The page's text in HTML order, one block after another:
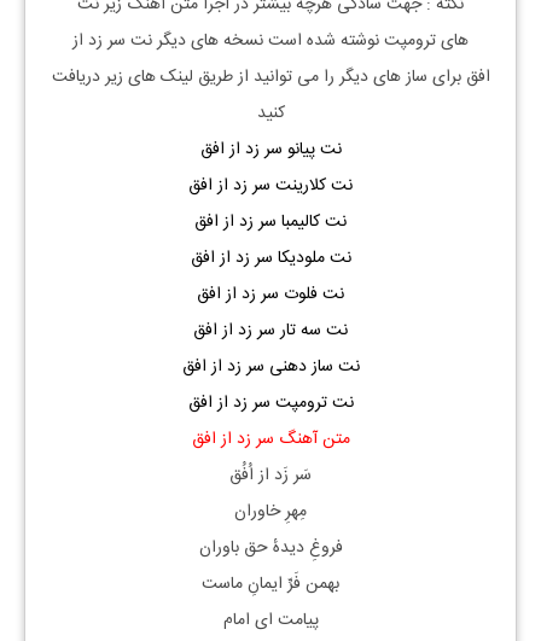
هایترومپتنوشته شده است نسخه های دیگر نت سر زد از
افق برای ساز های دیگر را می توانید از طریق لینک های زیر دریافت
کنید
نت پیانو سر زد از افق
نت کلارینت سر زد از افق
نت کالیمبا سر زد از افق
نت ملودیکا سر زد از افق
نت فلوت سر زد از افق
نت سه تار سر زد از افق
نت ساز دهنی سر زد از افق
نت ترومپت سر زد از افق
متن آهنگ سر زد از افق
سَر زَد از اُفُق
مِهرِ خاوران
فروغِ دیدهٔ حق باوران
بهمن فَرِّ ایمانِ ماست
پیامت ای امام